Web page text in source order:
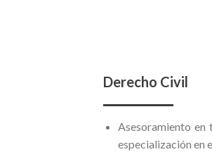
Derecho Civil
Asesoramiento
especialización en